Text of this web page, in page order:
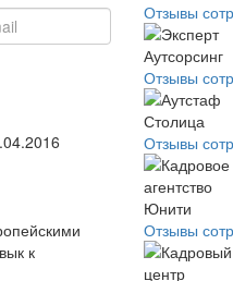
к
Отзывы
Отзывы
Отзывы
Отзывы